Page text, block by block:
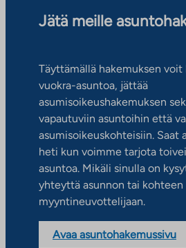
Jätä meille
Täyttämällä hakemuksen voit
vuokra-asuntoa, jättää
asumisoikeushakemuksen
vapautuviin asuntoihin että
asumisoikeuskohteisiin. Saat
heti kun voimme tarjota
asuntoa. Mikäli sinulla on
yhteyttä asunnon tai kohteen
myyntineuvottelijaan.
Avaa asuntohakemussivu